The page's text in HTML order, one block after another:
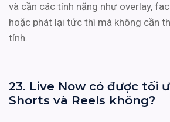
và cần các tính năng như overlay,
hoặc phát lại tức thì mà không cần
tính.
23. Live Now có được tối
Shorts và Reels không?